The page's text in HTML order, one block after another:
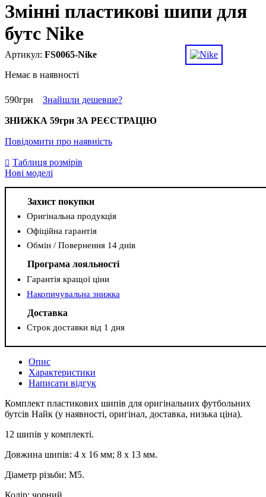
Змінні пластикові шипи для
бутс Nike
FS0065-Nike
Немає в наявності
590грн Знайшли дешевше?
ЗНИЖКА 59грн ЗА РЕЄСТРАЦІЮ
Повідомити про наявність
Таблиця розмірів
Нові моделі
Захист покупки
Оригінальна продукція
Офіційна гарантія
Обмін / Повернення 14 днів
Програма лояльності
Гарантія кращої ціни
Накопичувальна знижка
Доставка
Строк доставки від 1 дня
Опис
Характеристики
Написати відгук
Комплект пластикових шипів для оригінальних футбольних
бутсів Найк (у наявності, оригінал, доставка, низька ціна).
12 шипів у комплекті.
Довжина шипів: 4 x 16 мм; 8 х 13 мм.
Діаметр різьби: М5.
Колір: чорний.